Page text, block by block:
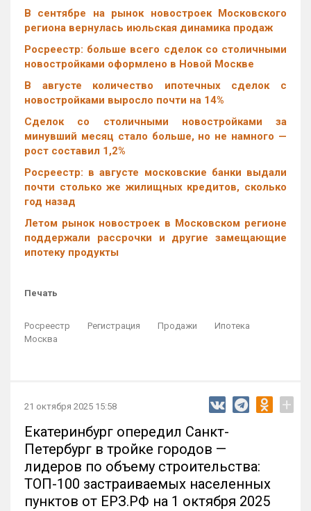
В сентябре на рынок новостроек Московского
региона вернулась июльская динамика продаж
Росреестр: больше всего сделок со столичными
новостройками оформлено в Новой Москве
В августе количество ипотечных сделок с
новостройками выросло почти на 14%
Cделок со столичными новостройками за
минувший месяц стало больше, но не намного —
рост составил 1,2%
Росреестр: в августе московские банки выдали
почти столько же жилищных кредитов, сколько
год назад
Летом рынок новостроек в Московском регионе
поддержали рассрочки и другие замещающие
ипотеку продукты
Печать
Росреестр Регистрация Продажи
Ипотека
Москва
21 октября 2025 15:58 +
Екатеринбург опередил Санкт-
Петербург в тройке городов —
лидеров по объему строительства:
ТОП-100 застраиваемых населенных
пунктов от ЕРЗ.РФ на 1 октября 2025